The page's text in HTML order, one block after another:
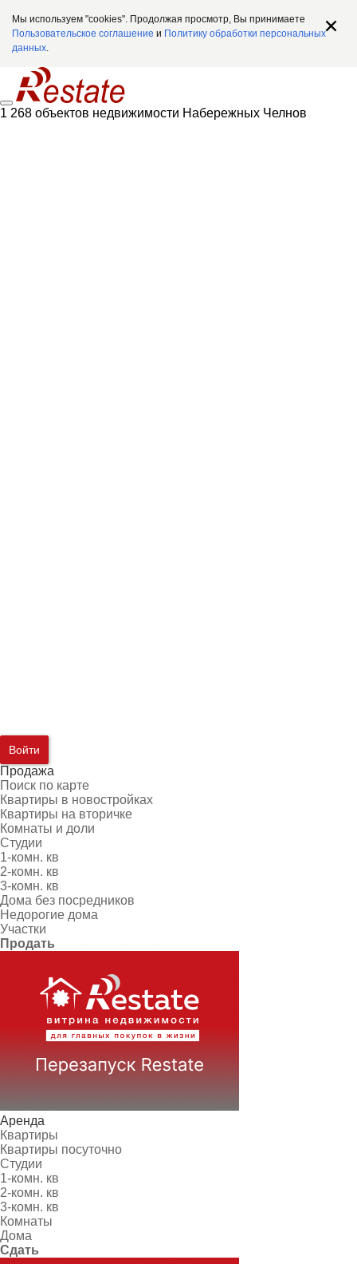
Мы используем "cookies". Продолжая просмотр, Вы принимаете
Пользовательское соглашение и Политику обработки персональных
данных.
1 268 объектов недвижимости Набережных Челнов
Войти
Продажа
Поиск по карте
Квартиры в новостройках
Квартиры на вторичке
Комнаты и доли
Студии
1-комн. кв
2-комн. кв
3-комн. кв
Дома без посредников
Недорогие дома
Участки
Продать
Аренда
Квартиры
Квартиры посуточно
Студии
1-комн. кв
2-комн. кв
3-комн. кв
Комнаты
Дома
Сдать